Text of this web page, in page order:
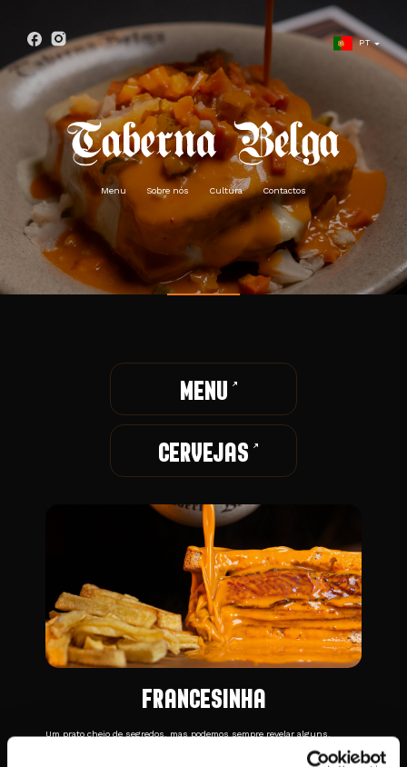
PT
FR
Menu Sobre nós Cultura Contactos
MENU
CERVEJAS
FRANCESINHA
Um prato cheio de segredos, mas podemos sempre revelar alguns.
No interior vai encontrar fiambre, linguiça de porco preto, bacon, e um
suculento bife de entrecôte do Uruguai. No topo, queijo derretido e ovo.